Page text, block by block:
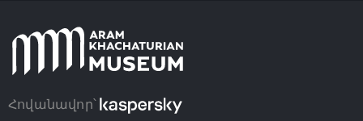
Հովանավոր՝